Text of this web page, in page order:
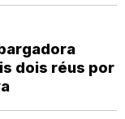
dois réus por